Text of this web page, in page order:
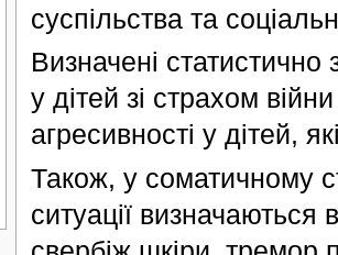
суспільства та
Визначені статистично
у дітей зі страхом
агресивності у дітей,
Також, у соматичному
ситуації визначаються